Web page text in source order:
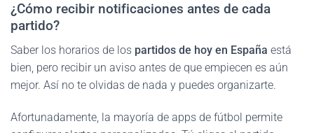
¿Cómo recibir notificaciones antes de cada
partido?
Saber los horarios de los partidos de hoy en España está
bien, pero recibir un aviso antes de que empiecen es aún
mejor. Así no te olvidas de nada y puedes organizarte.
Afortunadamente, la mayoría de apps de fútbol permite